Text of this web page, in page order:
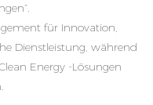
für Innovation,
Dienstleistung, während
Energy -Lösungen